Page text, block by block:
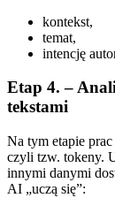
kontekst,
temat,
intencję
Etap 4. –
tekstami
Na tym etapie
czyli tzw. tokeny.
innymi danymi
AI „uczą się”: